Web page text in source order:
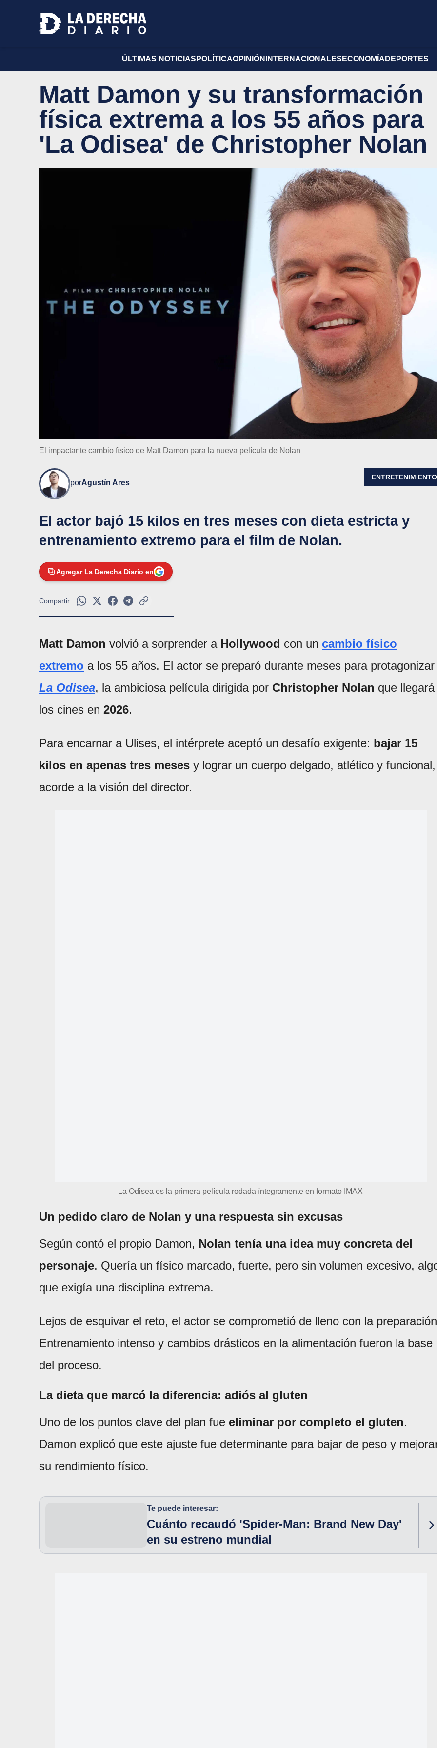
ÚLTIMAS NOTICIAS POLÍTICAOPINIÓN INTERNACIONALES ECONOMÍA DEPORTES
Matt Damon y su transformación
física extrema a los 55 años para
'La Odisea' de Christopher Nolan
El impactante cambio físico de Matt Damon para la nueva película de Nolan
porAgustín Ares
ENTRETENIMIENTO
El actor bajó 15 kilos en tres meses con dieta estricta y
entrenamiento extremo para el film de Nolan.
Agregar La Derecha Diario en
Compartir:
Matt Damon volvió a sorprender a Hollywood con un cambio físico
extremo a los 55 años. El actor se preparó durante meses para protagonizar
La Odisea, la ambiciosa película dirigida por Christopher Nolan que
los cines en 2026.
Para encarnar a Ulises, el intérprete aceptó un desafío exigente: bajar 15
kilos en apenas tres meses y lograr un cuerpo delgado, atlético y funcional,
acorde a la visión del director.
La Odisea es la primera película rodada íntegramente en formato IMAX
Un pedido claro de Nolan y una respuesta sin excusas
Según contó el propio Damon, Nolan tenía una idea muy concreta del
personaje. Quería un físico marcado, fuerte, pero sin volumen excesivo,
que exigía una disciplina extrema.
Lejos de esquivar el reto, el actor se comprometió de lleno con la
Entrenamiento intenso y cambios drásticos en la alimentación fueron la base
del proceso.
La dieta que marcó la diferencia: adiós al gluten
Uno de los puntos clave del plan fue eliminar por completo el gluten.
Damon explicó que este ajuste fue determinante para bajar de peso y
su rendimiento físico.
Te puede interesar:
Cuánto recaudó 'Spider-Man: Brand New Day'
en su estreno mundial